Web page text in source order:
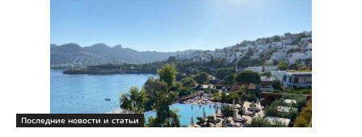
Последние новости и статьи